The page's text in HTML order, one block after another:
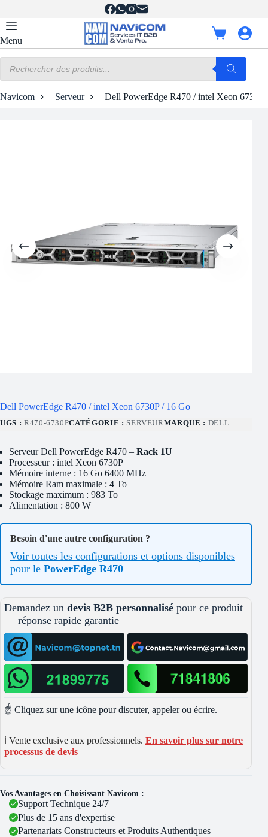
contenu
Menu
Panier
d’achat
produits
Navicom Serveur Dell PowerEdge R470 / intel Xeon 6730P
Dell PowerEdge R470 / intel Xeon 6730P / 16 Go
UGS : R470-6730PCATÉGORIE : SERVEURMARQUE : DELL
Serveur Dell PowerEdge R470 – Rack 1U
Processeur : intel Xeon 6730P
Mémoire interne : 16 Go 6400 MHz
Mémoire Ram maximale : 4 To
Stockage maximum : 983 To
Alimentation : 800 W
Besoin d'une autre configuration ?
Voir toutes les configurations et options disponibles
pour le PowerEdge R470
Demandez un devis B2B personnalisé pour ce produit
— réponse rapide garantie
☝️ Cliquez sur une icône pour discuter, appeler ou écrire.
ℹ️ Vente exclusive aux professionnels. En savoir plus sur notre
processus de devis
Vos Avantages en Choisissant Navicom :
Support Technique 24/7
Plus de 15 ans d'expertise
Partenariats Constructeurs et Produits Authentiques